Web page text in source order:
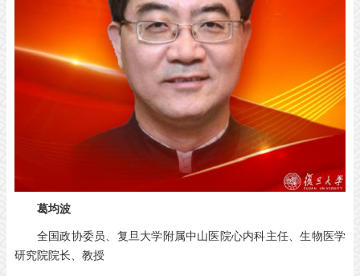
葛均波
全国政协委员、复旦大学附属中山医院心内科主任、生物医学
研究院院长、教授